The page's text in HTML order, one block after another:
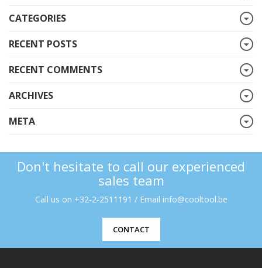
CATEGORIES
RECENT POSTS
RECENT COMMENTS
ARCHIVES
META
Don't hesitate to call our experienced
sales team
Call us on +32-2-2511191 / Email info@cooltool.be
CONTACT